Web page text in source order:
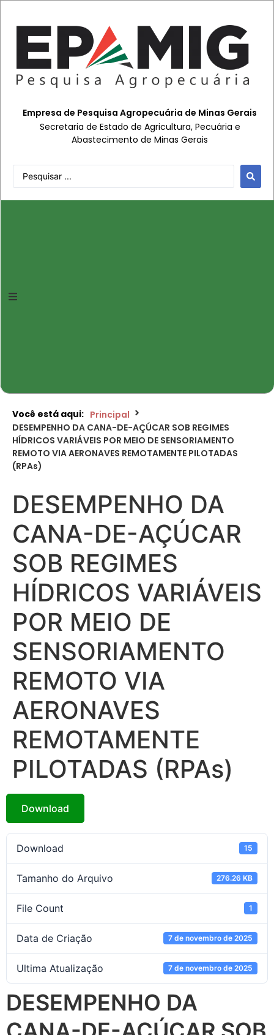
Empresa de Pesquisa Agropecuária de Minas Gerais
Secretaria de Estado de Agricultura, Pecuária e
Abastecimento de Minas Gerais
Você está aqui: Principal
DESEMPENHO DA CANA-DE-AÇÚCAR SOB REGIMES
HÍDRICOS VARIÁVEIS POR MEIO DE SENSORIAMENTO
REMOTO VIA AERONAVES REMOTAMENTE PILOTADAS
(RPAs)
DESEMPENHO DA
CANA-DE-AÇÚCAR
SOB REGIMES
HÍDRICOS VARIÁVEIS
POR MEIO DE
SENSORIAMENTO
REMOTO VIA
AERONAVES
REMOTAMENTE
PILOTADAS (RPAs)
Download
Download 15
Tamanho do Arquivo 276.26 KB
File Count 1
Data de Criação 7 de novembro de 2025
Ultima Atualização 7 de novembro de 2025
DESEMPENHO DA